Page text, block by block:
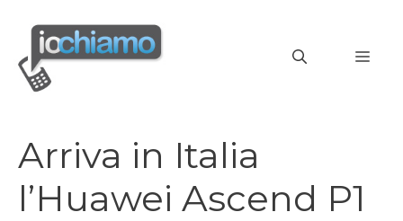
contenuto
Arriva in Italia
l’Huawei Ascend P1